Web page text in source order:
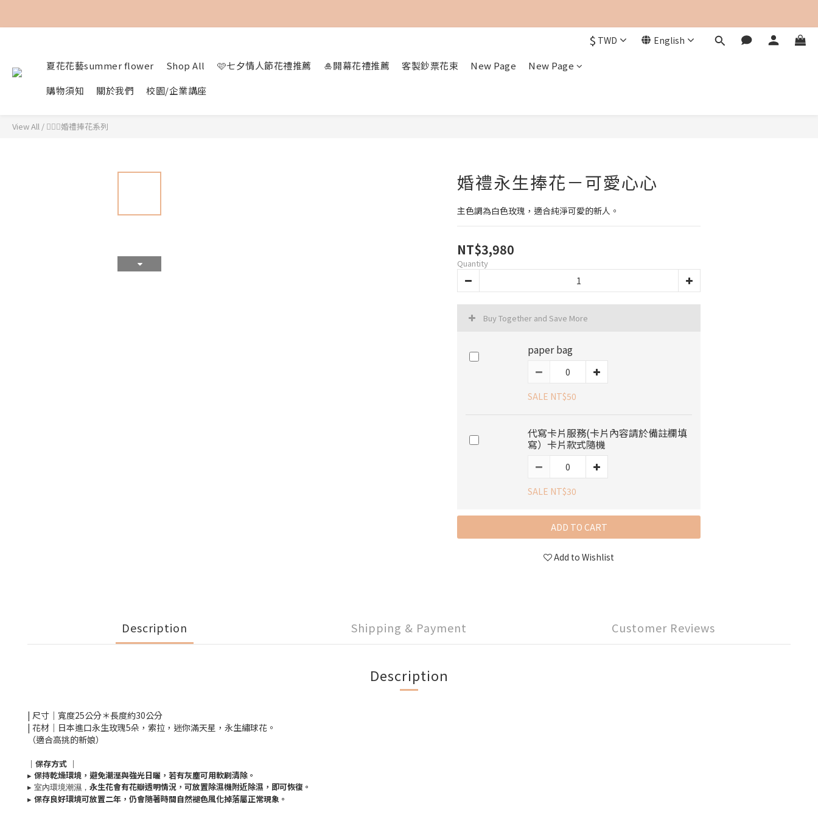
$ TWD English
夏花花藝summer flower Shop All 🩷七夕情人節花禮推薦 🎍開幕花禮推薦 客製鈔票花束 New Page
New Page
購物須知
關於我們 校園/企業講座
View All / 👰🏻‍♀️婚禮捧花系列
婚禮永生捧花－可愛心心
主色調為白色玫瑰，適合純淨可愛的新人。
NT$3,980
Quantity
Buy Together and Save More
paper bag
SALE NT$50
代寫卡片服務(卡片內容請於備註欄填
寫）卡片款式隨機
SALE NT$30
ADD TO CART
Add to Wishlist
Description Shipping & Payment Customer Reviews
Description
| 尺寸｜寬度25公分＊長度約30公分
| 花材｜日本進口永生玫瑰5朵，索拉，迷你滿天星，永生繡球花。
（適合高挑的新娘）
｜保存方式 ｜
▸ 保持乾燥環境，避免潮溼與強光日曬，若有灰塵可用軟刷清除。
▸ 室內環境潮濕， 永生花會有花瓣透明情況，可放置除濕機附近除濕，即可恢復。
▸ 保存良好環境可放置二年，仍會隨著時間自然褪色風化掉落屬正常現象。